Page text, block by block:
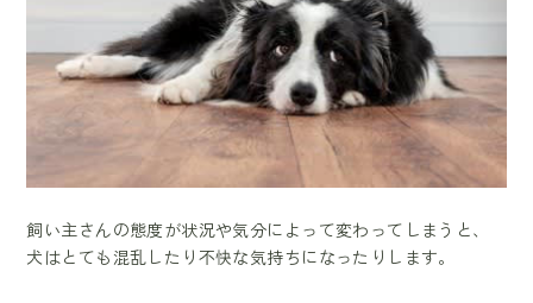
飼い主さんの態度が状況や気分によって変わってしまうと、
犬はとても混乱したり不快な気持ちになったりします。